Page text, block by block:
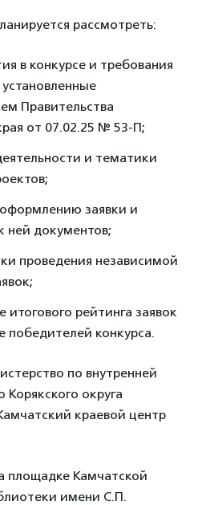
рассмотреть:
в конкурсе и требования
Правительства
от 07.02.25 № 53-П;
и тематики
заявки и
ней документов;
проведения независимой
рейтинга заявок
победителей конкурса.
по внутренней
округа
краевой центр
площадке Камчатской
имени С.П.